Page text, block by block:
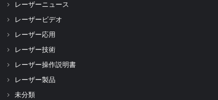
レーザーニュース
レーザービデオ
レーザー応用
レーザー技術
レーザー操作説明書
レーザー製品
未分類